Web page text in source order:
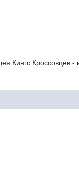
Кингс